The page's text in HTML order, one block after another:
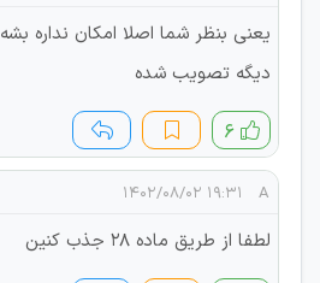
یعنی بنظر شما اصلا امکان نداره بشه ۲۶ ؟؟؟
دیگه تصویب شده
۶
A ۱۹:۳۱ ۱۴۰۲/۰۸/۰۲
لطفا از طریق ماده ۲۸ جذب کنین